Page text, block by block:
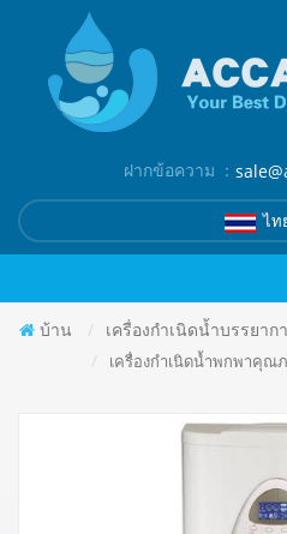
ฝากข้อความ ：
ไท
บ้าน / เครื่องกำเนิดน้ำบรรยาก
/
เครื่องกำเนิดน้ำพกพาคุณ